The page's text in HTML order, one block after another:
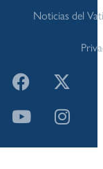
Noticias del